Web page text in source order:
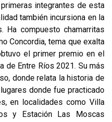
integrantes de esta
también incursiona en la
Ha compuesto chamarritas
Concordia, tema que exalta
el primer premio en el
de Entre Ríos 2021. Su más
donde relata la historia de
donde fue practicado
en localidades como Villa
y Estación Las Moscas